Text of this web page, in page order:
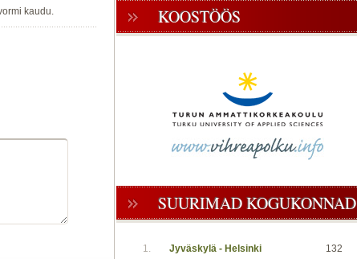
kaudu. KOOSTÖÖS
SUURIMAD KOGUKONNAD
1. Jyväskylä - Helsinki
132